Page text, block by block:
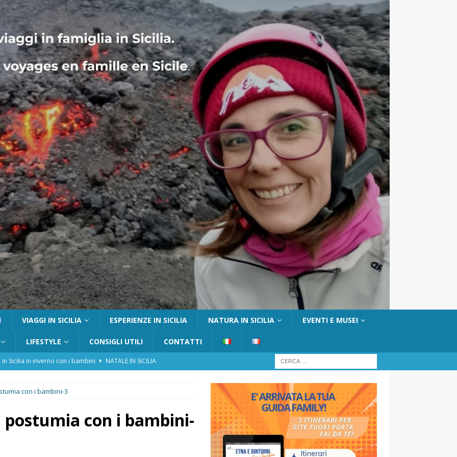
VIAGGI IN SICILIA ESPERIENZE IN SICILIA NATURA IN SICILIA EVENTI E MUSEI
LIFESTYLE CONSIGLI UTILI CONTATTI
in Sicilia in inverno con i bambini
NATALE IN SICILIA
con bambini: guida completa su come arrivare,
FUORI PORTA
a Pantelleria: dammusi vista mare e resort immersi nella natura
con i bambini-3
con i bambini-